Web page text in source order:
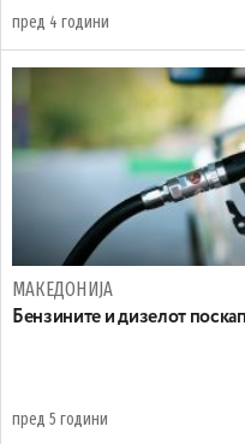
пред 4 години
МАКЕДОНИЈА
Бензините и дизелот
пред 5 години